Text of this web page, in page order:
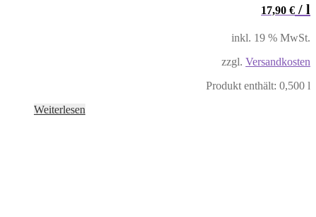
17,90 € / l
inkl. 19 % MwSt.
zzgl. Versandkosten
Produkt enthält: 0,500 l
Weiterlesen